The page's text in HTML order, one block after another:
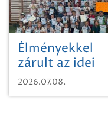
gyomirtásáról
Élményekkel
zárult az idei
sporttábor!
2026.07.08.